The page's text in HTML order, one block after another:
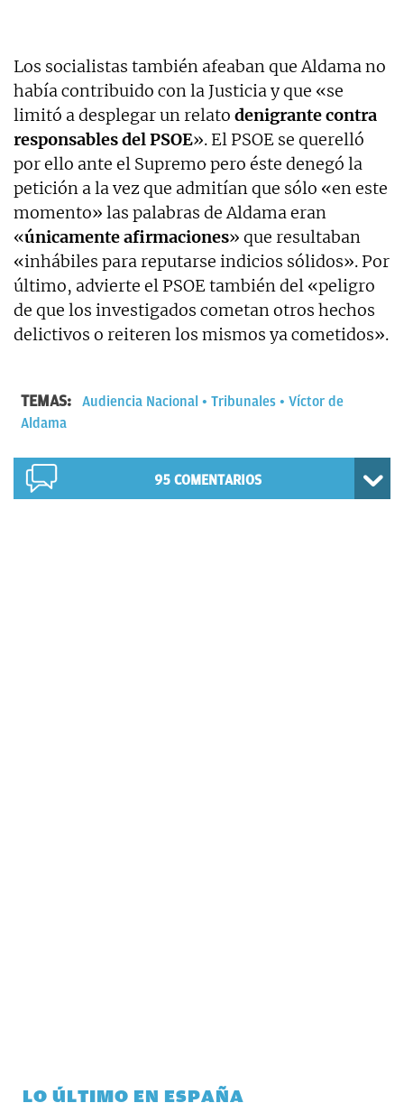
Los socialistas también afeaban que Aldama no
había contribuido con la Justicia y que «se
limitó a desplegar un relato denigrante contra
responsables del PSOE». El PSOE se querelló
por ello ante el Supremo pero éste denegó la
petición a la vez que admitían que sólo «en este
momento» las palabras de Aldama eran
«únicamente afirmaciones» que resultaban
«inhábiles para reputarse indicios sólidos». Por
último, advierte el PSOE también del «peligro
de que los investigados cometan otros hechos
delictivos o reiteren los mismos ya cometidos».
TEMAS: Audiencia Nacional Tribunales
Víctor de
Aldama
95 COMENTARIOS
LO ÚLTIMO EN ESPAÑA